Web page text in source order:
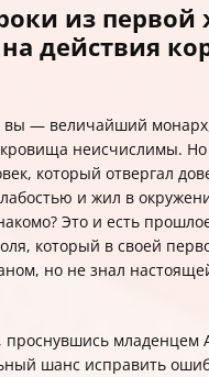
из
действия
вы — величайший
неисчислимы.
который отвергал
и жил в
Это и есть
который в своей
но не знал
проснувшись младенцем
шанс исправить